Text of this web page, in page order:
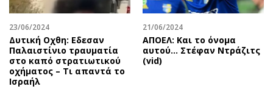
23/06/2024
Δυτική Οχθη: Εδεσαν
Παλαιστίνιο τραυματία
στο καπό στρατιωτικού
οχήματος – Τι απαντά το
Ισραήλ
21/06/2024
ΑΠΟΕΛ: Και το όνομα
αυτού... Στέφαν Ντράζιτς
(vid)